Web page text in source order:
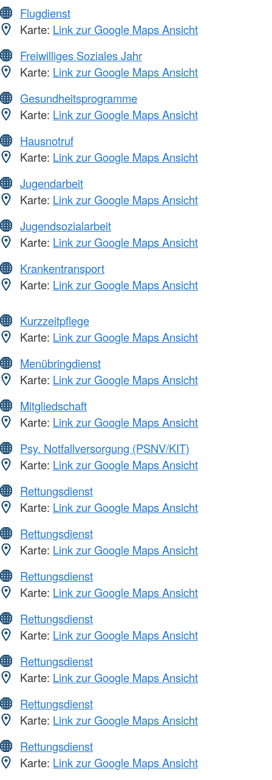
Flugdienst
Karte: Link zur Google Maps Ansicht
Freiwilliges Soziales Jahr
Karte: Link zur Google Maps Ansicht
Gesundheitsprogramme
Karte: Link zur Google Maps Ansicht
Hausnotruf
Karte: Link zur Google Maps Ansicht
Jugendarbeit
Karte: Link zur Google Maps Ansicht
Jugendsozialarbeit
Karte: Link zur Google Maps Ansicht
Krankentransport
Karte: Link zur Google Maps Ansicht
Kurzzeitpflege
Karte: Link zur Google Maps Ansicht
Menübringdienst
Karte: Link zur Google Maps Ansicht
Mitgliedschaft
Karte: Link zur Google Maps Ansicht
Psy. Notfallversorgung (PSNV/KIT)
Karte: Link zur Google Maps Ansicht
Rettungsdienst
Karte: Link zur Google Maps Ansicht
Rettungsdienst
Karte: Link zur Google Maps Ansicht
Rettungsdienst
Karte: Link zur Google Maps Ansicht
Rettungsdienst
Karte: Link zur Google Maps Ansicht
Rettungsdienst
Karte: Link zur Google Maps Ansicht
Rettungsdienst
Karte: Link zur Google Maps Ansicht
Rettungsdienst
Karte: Link zur Google Maps Ansicht